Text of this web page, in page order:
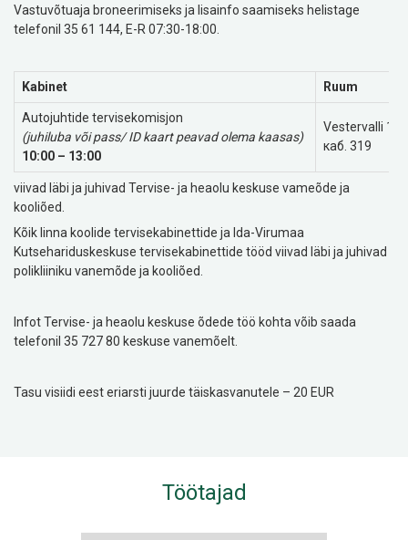
Vastuvõtuaja broneerimiseks ja lisainfo saamiseks helistage
telefonil 35 61 144, E-R 07:30-18:00.
Kabinet Ruum
Autojuhtide tervisekomisjon
(juhiluba või pass/ ID kaart peavad olema kaasas)
10:00 – 13:00
Vestervalli 15,
каб. 319
viivad läbi ja juhivad Tervise- ja heaolu keskuse vameõde ja
kooliõed.
Kõik linna koolide tervisekabinettide ja Ida-Virumaa
Kutsehariduskeskuse tervisekabinettide tööd viivad läbi ja juhivad
polikliiniku vanemõde ja kooliõed.
Infot Tervise- ja heaolu keskuse õdede töö kohta võib saada
telefonil 35 727 80 keskuse vanemõelt.
Tasu visiidi eest eriarsti juurde täiskasvanutele – 20 EUR
Töötajad